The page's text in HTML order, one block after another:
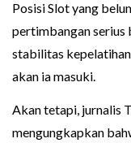
Posisi Slot yang
pertimbangan serius
stabilitas
akan ia masuki.
Akan tetapi, jurnalis
mengungkapkan